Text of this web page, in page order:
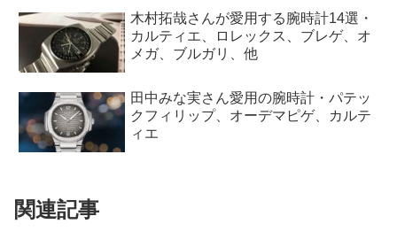
佐野勇斗（M!LK）さんが愛用する腕時
計・カルティエ サントス ドゥ カルテ
ィエ MM Ref.WGSA0030
木村拓哉さんが愛用する腕時計14選・
カルティエ、ロレックス、ブレゲ、オ
メガ、ブルガリ、他